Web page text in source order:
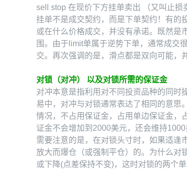
sell stop 在现价下方挂单卖出 （又叫止损
挂单不是成交契约，而是下单契约！有的
或在什么价格成交，并没有承诺。既然是
围。由于limit单属于逆势下单，通常成交
交。再次强调的是，滑点都是双向可能，
对锁（对冲） 以及对锁所需的保证金
对冲本意是指利用对不同投资品种的同时
易中，对冲与对锁通常表达了相同的意思
情况，不占用保证金，占用单边保证金，
证金不会增加到2000美元，还会维持1000
需要注意的是，在对锁头寸时，如果适逢
放大而爆仓（或强制平仓）的。为什么对
或下降(点差保持不变)，这时对锁的两个